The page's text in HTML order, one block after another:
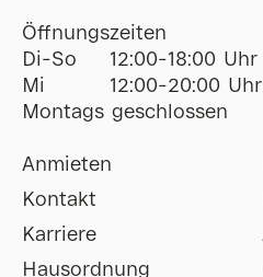
Öffnungszeiten
Di-So
12:00-18:00 Uhr
Mi
12:00-20:00 Uhr
Montags geschlossen
Anmieten
Kontakt
Karriere
Hausordnung